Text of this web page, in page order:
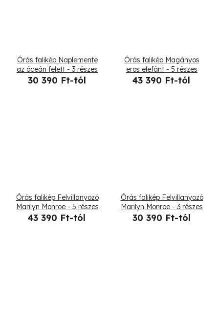
Órás falikép Naplemente
az óceán felett - 3 részes
30 390 Ft-tól
Órás falikép Magányos
eros elefánt - 5 részes
43 390 Ft-tól
Órás falikép Felvillanyozó
Marilyn Monroe - 5 részes
43 390 Ft-tól
Órás falikép Felvillanyozó
Marilyn Monroe - 3 részes
30 390 Ft-tól